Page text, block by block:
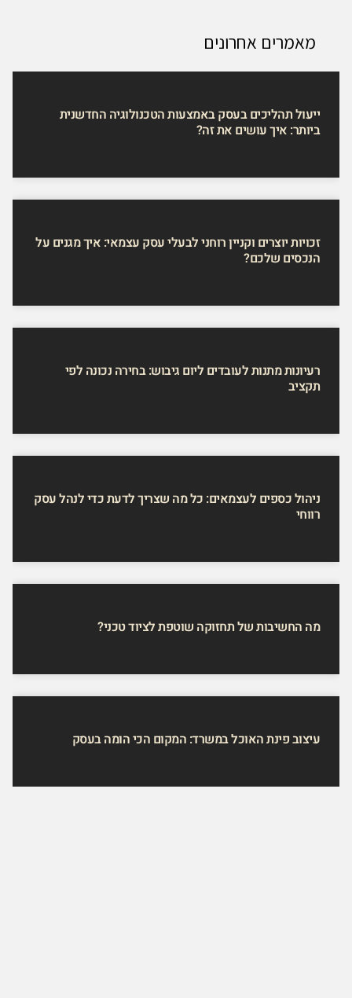
מאמרים אחרונים
ייעול תהליכים בעסק באמצעות הטכנולוגיה החדשנית
ביותר: איך עושים את זה?
זכויות יוצרים וקניין רוחני לבעלי עסק עצמאי: איך מגנים על
הנכסים שלכם?
רעיונות מתנות לעובדים ליום גיבוש: בחירה נכונה לפי
תקציב
ניהול כספים לעצמאים: כל מה שצריך לדעת כדי לנהל עסק
רווחי
מה החשיבות של תחזוקה שוטפת לציוד טכני?
עיצוב פינת האוכל במשרד: המקום הכי הומה בעסק